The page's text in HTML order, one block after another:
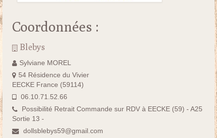
Coordonnées :
Blebys
Sylviane MOREL
54 Résidence du Vivier
EECKE France (59114)
06.10.71.52.66
Possibilité Retrait Commande sur RDV à EECKE (59) - A25
Sortie 13 -
dollsblebys59@gmail.com